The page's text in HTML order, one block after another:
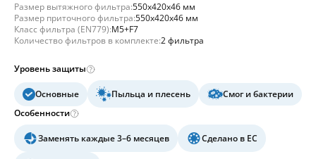
Размер вытяжного фильтра:550x420x46 мм
Размер приточного фильтра:550x420x46 мм
Класс фильтра (EN779):M5+F7
Количество фильтров в комплекте:2 фильтра
Уровень защиты
Основные Пыльца и плесень
Смог и бактерии
Особенности
Заменять каждые 3–6 месяцев Сделано в ЕС